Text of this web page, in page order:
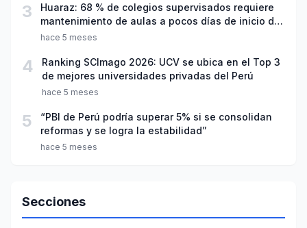
3
Huaraz: 68 % de colegios supervisados requiere
mantenimiento de aulas a pocos días de inicio del
año escolar 2026
hace 5 meses
4
Ranking SCImago 2026: UCV se ubica en el Top 3
de mejores universidades privadas del Perú
hace 5 meses
5
“PBI de Perú podría superar 5% si se consolidan
reformas y se logra la estabilidad”
hace 5 meses
Secciones